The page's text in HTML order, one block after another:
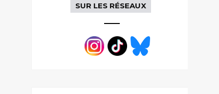
SUR LES RÉSEAUX